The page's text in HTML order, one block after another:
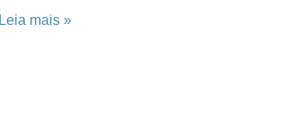
Leia mais »